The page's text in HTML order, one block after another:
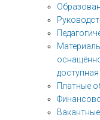
доступная
Платные